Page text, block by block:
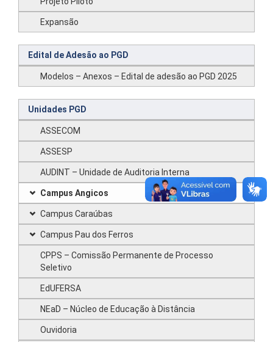
Expansão
Edital de Adesão ao PGD
Modelos – Anexos – Edital de adesão ao PGD 2025
Unidades PGD
ASSECOM
ASSESP
AUDINT – Unidade de Auditoria Interna
Campus Angicos
Campus Caraúbas
Campus Pau dos Ferros
CPPS – Comissão Permanente de Processo
Seletivo
EdUFERSA
NEaD – Núcleo de Educação à Distância
Ouvidoria